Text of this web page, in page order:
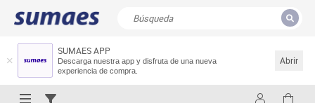
SUMAES APP
Descarga nuestra app y disfruta de una nueva
experiencia de compra.
Abrir
Resultados de la búsqueda